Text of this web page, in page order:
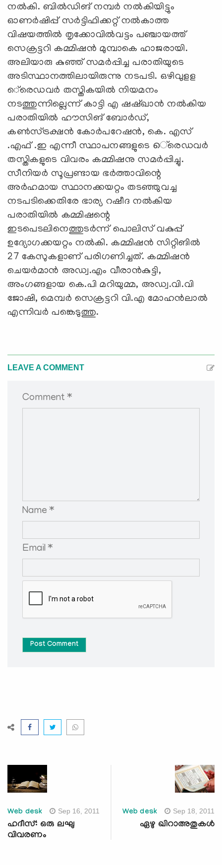
നല്‍കി. ബില്‍ഡിങ് നമ്പര്‍ നല്‍കിയിട്ടും
ഓണര്‍ഷിപ്പ് സര്‍ട്ടിഫിക്കറ്റ് നല്‍കാത്ത
വിഷയത്തില്‍ തൃക്കോവില്‍വട്ടം പഞ്ചായത്ത്
സെക്രട്ടറി കമ്മിഷന്‍ മുമ്പാകെ ഹാജരായി.
അലിയാരു കുഞ്ഞ് സമര്‍പ്പിച്ച പരാതിയുടെ
അടിസ്ഥാനത്തിലായിരുന്നു നടപടി. ഒഴിവുളള
െ്രെഡവര്‍ തസ്തികയില്‍ നിയമനം
നടത്തുന്നില്ലെന്ന് കാട്ടി എ ഷഷ്ഖാന്‍ നല്‍കിയ
പരാതിയില്‍ ഹൗസിങ് ബോര്‍ഡ്,
കണ്‍സ്ട്രക്ഷന്‍ കോര്‍പറേഷന്‍, കെ. എസ്
.എഫ് .ഇ എന്നീ സ്ഥാപനങ്ങളുടെ െ്രെഡവര്‍
തസ്തികളുടെ വിവരം കമ്മിഷനു സമര്‍പ്പിച്ചു.
സീനിയര്‍ സൂപ്രണ്ടായ ഭര്‍ത്താവിന്റെ
അര്‍ഹമായ സ്ഥാനക്കയറ്റം തടഞ്ഞുവച്ച
നടപടിക്കെതിരേ ഭാര്യ റഷീദ നല്‍കിയ
പരാതിയില്‍ കമ്മിഷന്റെ
ഇടപെടലിനെത്തുടര്‍ന്ന് പൊലിസ് വകുപ്പ്
ഉദ്യോഗക്കയറ്റം നല്‍കി. കമ്മിഷന്‍ സിറ്റിങില്‍
27 കേസുകളാണ് പരിഗണിച്ചത്. കമ്മിഷന്‍
ചെയര്‍മാന്‍ അഡ്വ.എം വീരാന്‍കുട്ടി,
അംഗങ്ങളായ കെ.പി മറിയുമ്മ, അഡ്വ.വി.വി
ജോഷി, മെമ്പര്‍ സെക്രട്ടറി വി.എ മോഹന്‍ലാല്‍
എന്നിവര്‍ പങ്കെടുത്തു.
LEAVE A COMMENT
Comment *
Name *
Email *
Post Comment
Web desk Sep 16, 2011
ഹദീസ്: ഒരു ലഘു
വിവരണം
Web desk Sep 18, 2011
ഏഴു ഖിറാഅതുകള്‍